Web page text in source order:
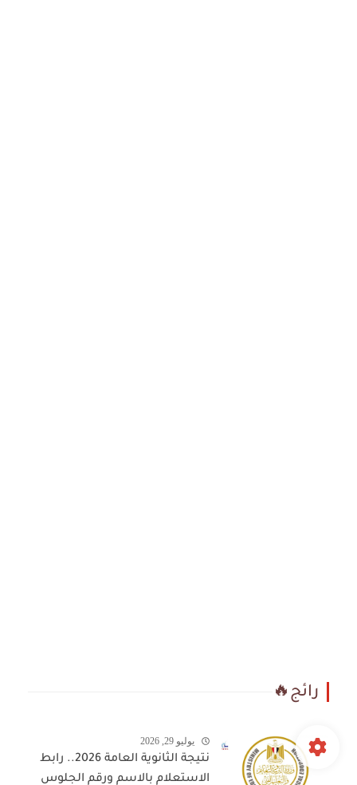
رائج🔥
يوليو 29, 2026
نتيجة الثانوية العامة 2026.. رابط
الاستعلام بالاسم ورقم الجلوس